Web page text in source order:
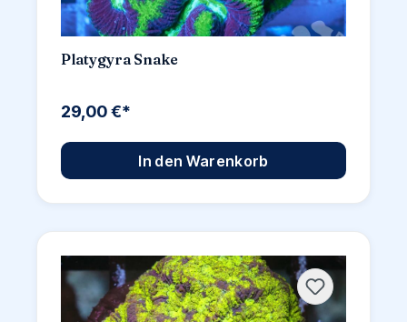
Platygyra Snake
29,00 €*
In den Warenkorb